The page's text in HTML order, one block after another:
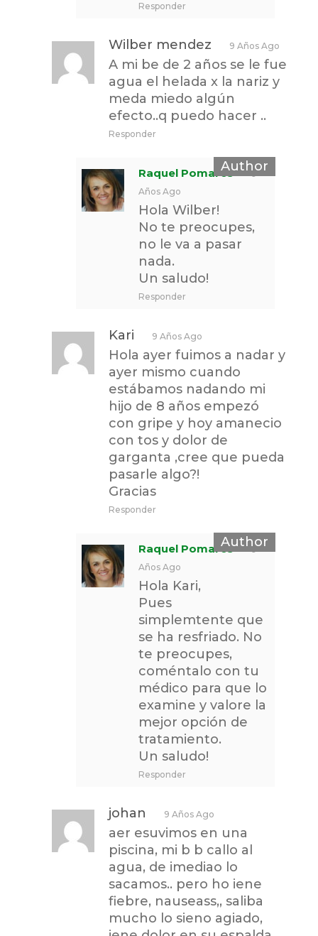
Responder
Wilber mendez 9 Años Ago
A mi be de 2 años se le fue
agua el helada x la nariz y
meda miedo algún
efecto..q puedo hacer ..
Responder
Raquel Pomares
9
Años Ago
Hola Wilber!
No te preocupes,
no le va a pasar
nada.
Un saludo!
Responder
Kari 9 Años Ago
Hola ayer fuimos a nadar y
ayer mismo cuando
estábamos nadando mi
hijo de 8 años empezó
con gripe y hoy amanecio
con tos y dolor de
garganta ,cree que pueda
pasarle algo?!
Gracias
Responder
Raquel Pomares
9
Años Ago
Hola Kari,
Pues
simplemtente que
se ha resfriado. No
te preocupes,
coméntalo con tu
médico para que lo
examine y valore la
mejor opción de
tratamiento.
Un saludo!
Responder
johan 9 Años Ago
aer esuvimos en una
piscina, mi b b callo al
agua, de imediao lo
sacamos.. pero ho iene
fiebre, nauseass,, saliba
mucho lo sieno agiado,